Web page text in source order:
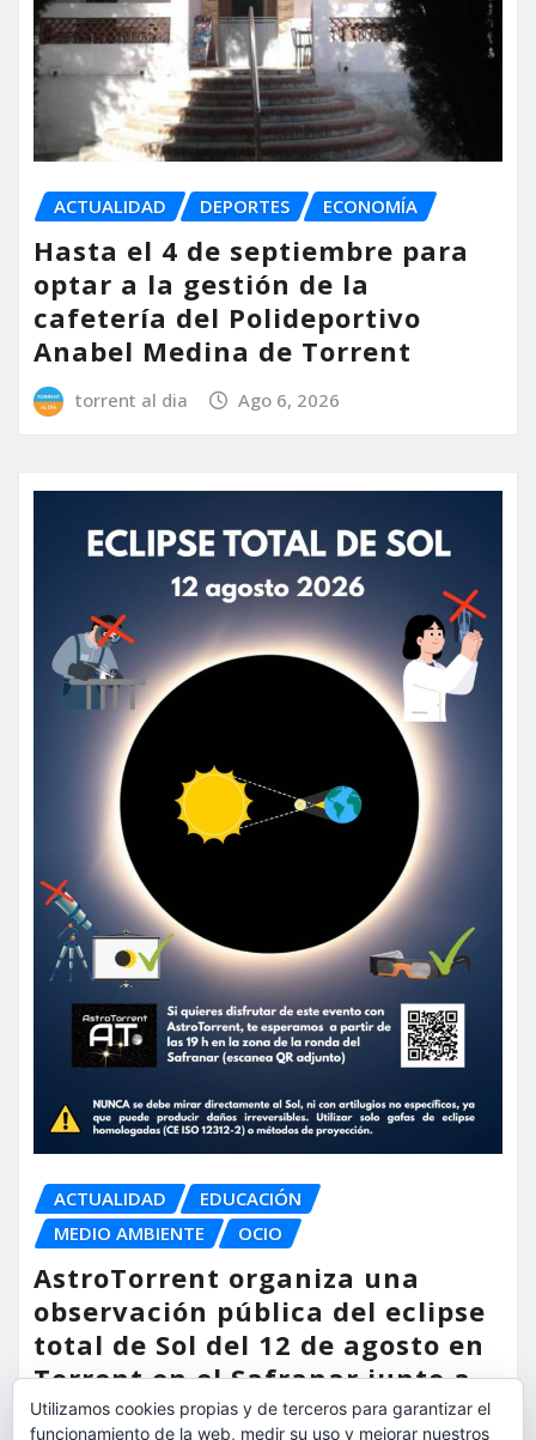
ACTUALIDAD DEPORTES ECONOMÍA
Hasta el 4 de septiembre para
optar a la gestión de la
cafetería del Polideportivo
Anabel Medina de Torrent
torrent al dia Ago 6, 2026
ACTUALIDAD
EDUCACIÓN
MEDIO AMBIENTE
OCIO
AstroTorrent organiza una
observación pública del eclipse
total de Sol del 12 de agosto en
Torrent en el Safranar junto a
las vías del AVE
Utilizamos cookies propias y de terceros para garantizar el
funcionamiento de la web, medir su uso y mejorar nuestros